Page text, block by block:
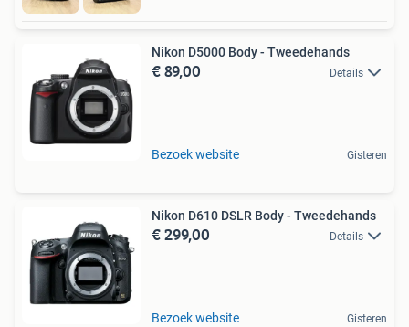
Nikon D5000 Body - Tweedehands
€ 89,00 Details
Bezoek website Gisteren
Nikon D610 DSLR Body - Tweedehands
€ 299,00 Details
Bezoek website Gisteren